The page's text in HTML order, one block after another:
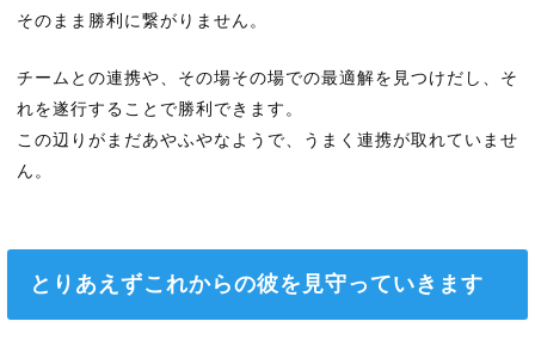
そのまま勝利に繋がりません。
チームとの連携や、その場その場での最適解を見つけだし、そ
れを遂行することで勝利できます。
この辺りがまだあやふやなようで、うまく連携が取れていませ
ん。
とりあえずこれからの彼を見守っていきます